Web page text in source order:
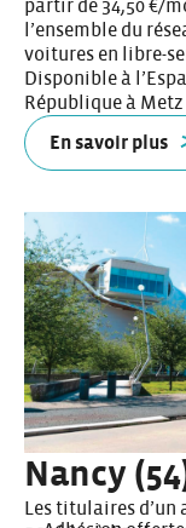
partir de 34,50 €/
l’ensemble du
voitures en libre-
Disponible à
République à Metz
En savoir plus
Nancy
Les titulaires